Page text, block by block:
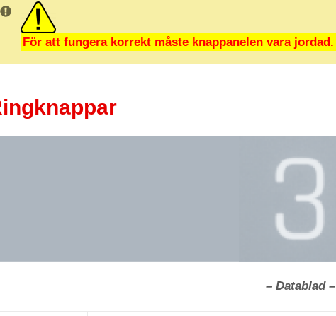
För att fungera korrekt måste knappanelen vara jordad.
– Datablad –